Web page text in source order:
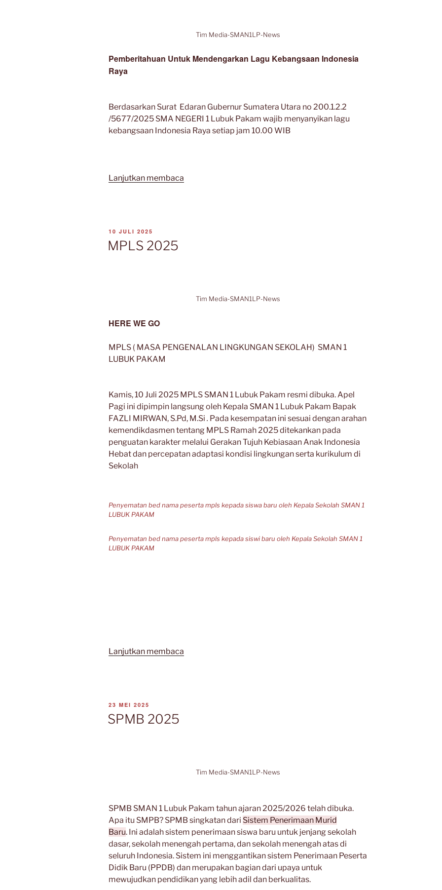
Tim Media-SMAN1LP-News
Pemberitahuan Untuk Mendengarkan Lagu Kebangsaan Indonesia
Raya
Berdasarkan Surat Edaran Gubernur Sumatera Utara no 200.1.2.2
/5677/2025 SMA NEGERI 1 Lubuk Pakam wajib menyanyikan lagu
kebangsaan Indonesia Raya setiap jam 10.00 WIB
Lanjutkan membaca
DIPOSKAN
PADA
10 JULI 2025
MPLS 2025
Tim Media-SMAN1LP-News
HERE WE GO
MPLS ( MASA PENGENALAN LINGKUNGAN SEKOLAH) SMAN 1
LUBUK PAKAM
Kamis, 10 Juli 2025 MPLS SMAN 1 Lubuk Pakam resmi dibuka. Apel
Pagi ini dipimpin langsung oleh Kepala SMAN 1 Lubuk Pakam Bapak
FAZLI MIRWAN, S.Pd, M.Si . Pada kesempatan ini sesuai dengan arahan
kemendikdasmen tentang MPLS Ramah 2025 ditekankan pada
penguatan karakter melalui Gerakan Tujuh Kebiasaan Anak Indonesia
Hebat dan percepatan adaptasi kondisi lingkungan serta kurikulum di
Sekolah
Penyematan bed nama peserta mpls kepada siswa baru oleh Kepala Sekolah SMAN 1
LUBUK PAKAM
Penyematan bed nama peserta mpls kepada siswi baru oleh Kepala Sekolah SMAN 1
LUBUK PAKAM
Lanjutkan membaca
DIPOSKAN
23 MEI 2025
SPMB 2025
Tim Media-SMAN1LP-News
SPMB SMAN 1 Lubuk Pakam tahun ajaran 2025/2026 telah dibuka.
Apa itu SMPB? SPMB singkatan dari Sistem Penerimaan Murid
Baru. Ini adalah sistem penerimaan siswa baru untuk jenjang sekolah
dasar, sekolah menengah pertama, dan sekolah menengah atas di
seluruh Indonesia. Sistem ini menggantikan sistem Penerimaan Peserta
Didik Baru (PPDB) dan merupakan bagian dari upaya untuk
mewujudkan pendidikan yang lebih adil dan berkualitas.